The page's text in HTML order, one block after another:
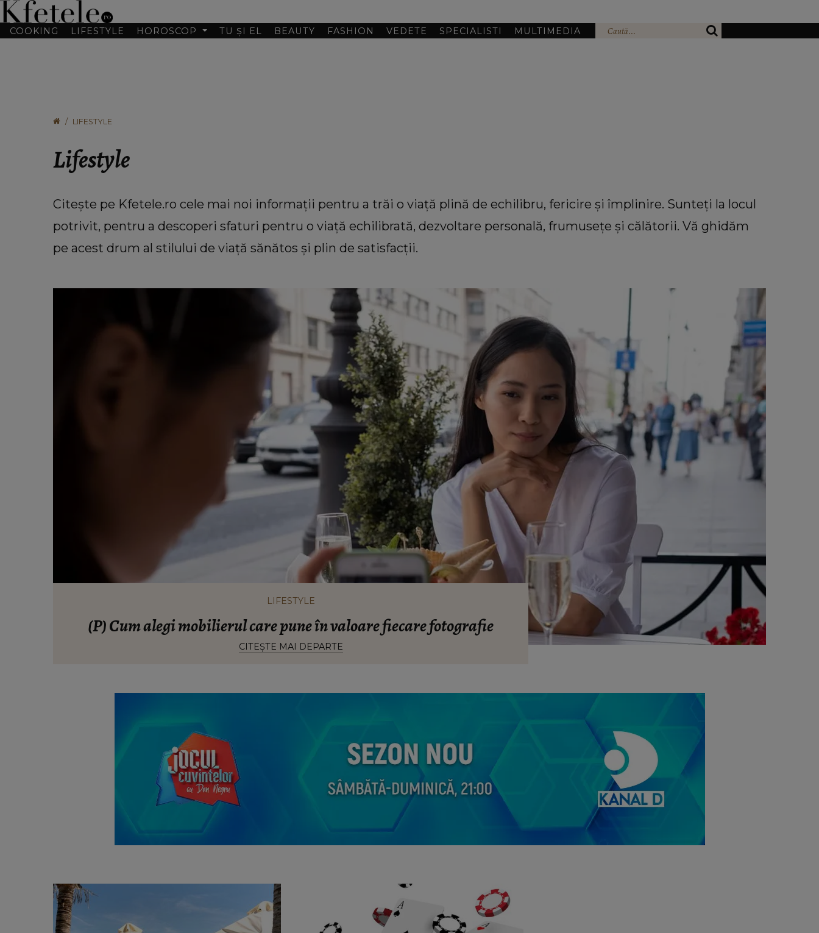
COOKING LIFESTYLE HOROSCOP TU ȘI EL BEAUTY FASHION VEDETE SPECIALISTI MULTIMEDIA
LIFESTYLE
Lifestyle
Citește pe Kfetele.ro cele mai noi informații pentru a trăi o viață plină de echilibru, fericire și împlinire. Sunteți la locul
potrivit, pentru a descoperi sfaturi pentru o viață echilibrată, dezvoltare personală, frumusețe și călătorii. Vă ghidăm
pe acest drum al stilului de viață sănătos și plin de satisfacții.
LIFESTYLE
(P) Cum alegi mobilierul care pune în valoare fiecare fotografie
CITEȘTE MAI DEPARTE